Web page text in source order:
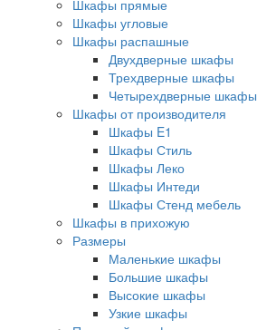
Шкафы прямые
Шкафы угловые
Шкафы распашные
Двухдверные шкафы
Трехдверные шкафы
Четырехдверные шкафы
Шкафы от производителя
Шкафы E1
Шкафы Стиль
Шкафы Леко
Шкафы Интеди
Шкафы Стенд мебель
Шкафы в прихожую
Размеры
Маленькие шкафы
Большие шкафы
Высокие шкафы
Узкие шкафы